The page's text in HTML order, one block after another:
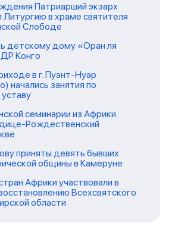
Патриарший экзарх
в храме святителя
Слободе
детскому дому «Оран ля
Конго
в г. Пуэнт-Нуар
начались занятия по
семинарии из Африки
Рождественский
приняты девять бывших
общины в Камеруне
Африки участвовали в
Всехсвятского
области